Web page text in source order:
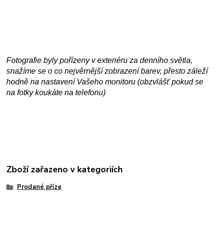
Fotografie byly pořízeny v exteriéru za denního světla,
snažíme se o co nejvěrnější zobrazení barev, přesto záleží
hodně na nastavení Vašeho monitoru (obzvlášť pokud se
na fotky koukáte na telefonu)
Zboží zařazeno v kategoriích
Prodané příze